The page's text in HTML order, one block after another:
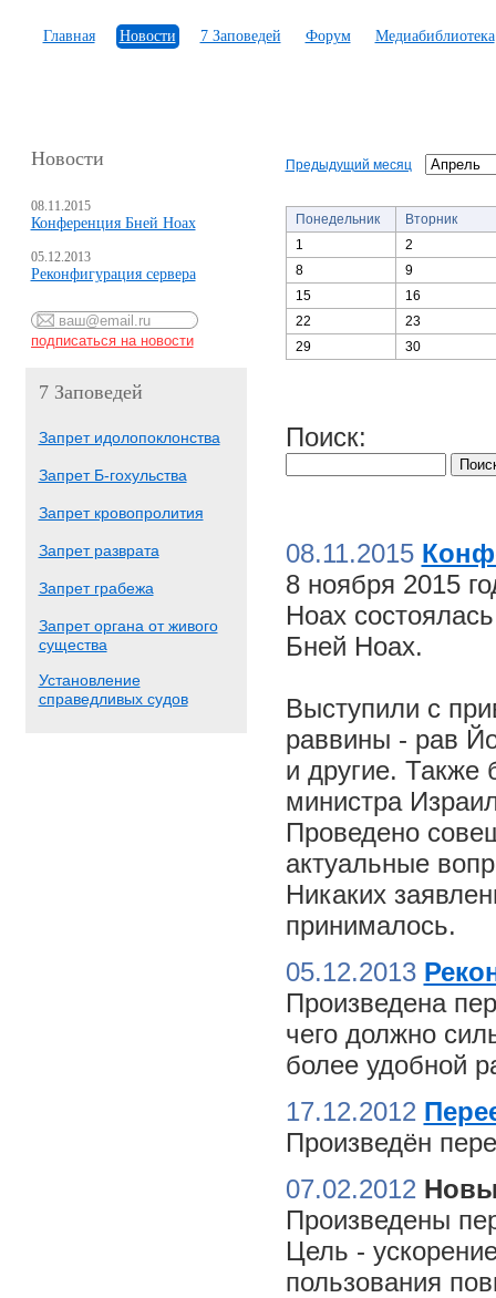
Главная Новости 7 Заповедей Форум Медиабиблиотека
Новости
08.11.2015
Конференция Бней Ноах
05.12.2013
Реконфигурация сервера
7 Заповедей
Запрет идолопоклонства
Запрет Б-гохульства
Запрет кровопролития
Запрет разврата
Запрет грабежа
Запрет органа от живого
существа
Установление
справедливых судов
Предыдущий месяц
Понедельник
Вторник
1
2
8
9
15
16
22
23
29
30
Поиск:
08.11.2015
8 ноября 2015
Ноах
Бней Ноах.
Выступили с
раввины - рав
и другие. Также
министра
Проведено
актуальные
Никаких
принималось.
05.12.2013
Произведена
чего должно
более удобной
17.12.2012
Произведён
07.02.2012
Произведены
Цель -
пользования